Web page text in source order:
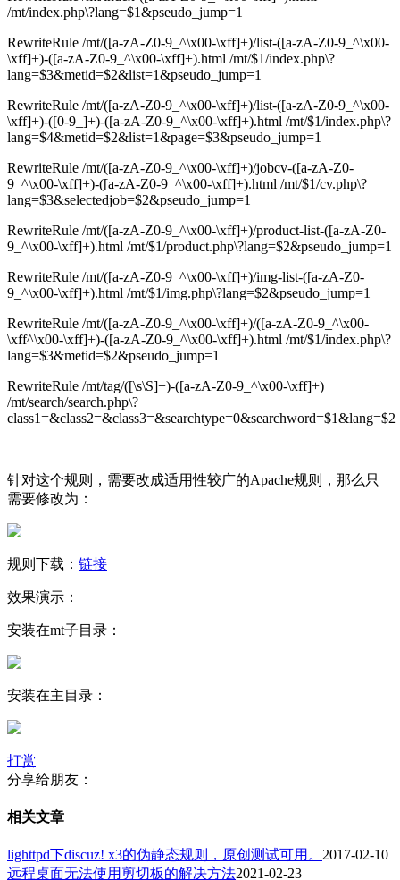
/mt/index.php\?lang=$1&pseudo_jump=1
RewriteRule /mt/([a-zA-Z0-9_^\x00-\xff]+)/list-([a-zA-Z0-9_^\x00-
\xff]+)-([a-zA-Z0-9_^\x00-\xff]+).html /mt/$1/index.php\?
lang=$3&metid=$2&list=1&pseudo_jump=1
RewriteRule /mt/([a-zA-Z0-9_^\x00-\xff]+)/list-([a-zA-Z0-9_^\x00-
\xff]+)-([0-9_]+)-([a-zA-Z0-9_^\x00-\xff]+).html /mt/$1/index.php\?
lang=$4&metid=$2&list=1&page=$3&pseudo_jump=1
RewriteRule /mt/([a-zA-Z0-9_^\x00-\xff]+)/jobcv-([a-zA-Z0-
9_^\x00-\xff]+)-([a-zA-Z0-9_^\x00-\xff]+).html /mt/$1/cv.php\?
lang=$3&selectedjob=$2&pseudo_jump=1
RewriteRule /mt/([a-zA-Z0-9_^\x00-\xff]+)/product-list-([a-zA-Z0-
9_^\x00-\xff]+).html /mt/$1/product.php\?lang=$2&pseudo_jump=1
RewriteRule /mt/([a-zA-Z0-9_^\x00-\xff]+)/img-list-([a-zA-Z0-
9_^\x00-\xff]+).html /mt/$1/img.php\?lang=$2&pseudo_jump=1
RewriteRule /mt/([a-zA-Z0-9_^\x00-\xff]+)/([a-zA-Z0-9_^\x00-
\xff^\x00-\xff]+)-([a-zA-Z0-9_^\x00-\xff]+).html /mt/$1/index.php\?
lang=$3&metid=$2&pseudo_jump=1
RewriteRule /mt/tag/([\s\S]+)-([a-zA-Z0-9_^\x00-\xff]+)
/mt/search/search.php\?
class1=&class2=&class3=&searchtype=0&searchword=$1&lang=$2
针对这个规则，需要改成适用性较广的Apache规则，那么只
需要修改为：
规则下载： 链接
效果演示：
安装在mt子目录：
安装在主目录：
打赏
分享给朋友：
相关文章
lighttpd下discuz! x3的伪静态规则，原创测试可用。 2017-02-10
远程桌面无法使用剪切板的解决方法2021-02-23